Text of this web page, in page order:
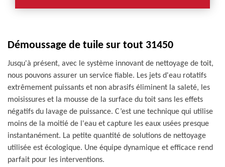
Démoussage de tuile sur tout 31450
Jusqu'à présent, avec le système innovant de nettoyage de toit,
nous pouvons assurer un service fiable. Les jets d'eau rotatifs
extrêmement puissants et non abrasifs éliminent la saleté, les
moisissures et la mousse de la surface du toit sans les effets
négatifs du lavage de puissance. C’est une technique qui utilise
moins de la moitié de l'eau et capture les eaux usées presque
instantanément. La petite quantité de solutions de nettoyage
utilisée est écologique. Une équipe dynamique et efficace rend
parfait pour les interventions.